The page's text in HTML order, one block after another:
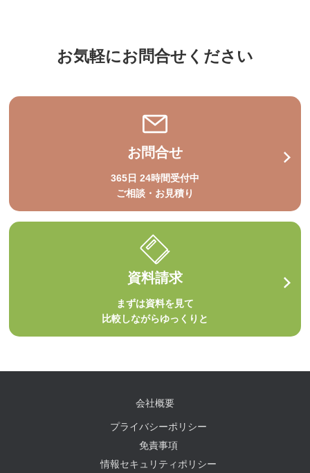
お気軽にお問合せください
お問合せ
365日 24時間受付中
ご相談・お見積り
資料請求
まずは資料を見て
比較しながらゆっくりと
会社概要
プライバシーポリシー
免責事項
情報セキュリティポリシー